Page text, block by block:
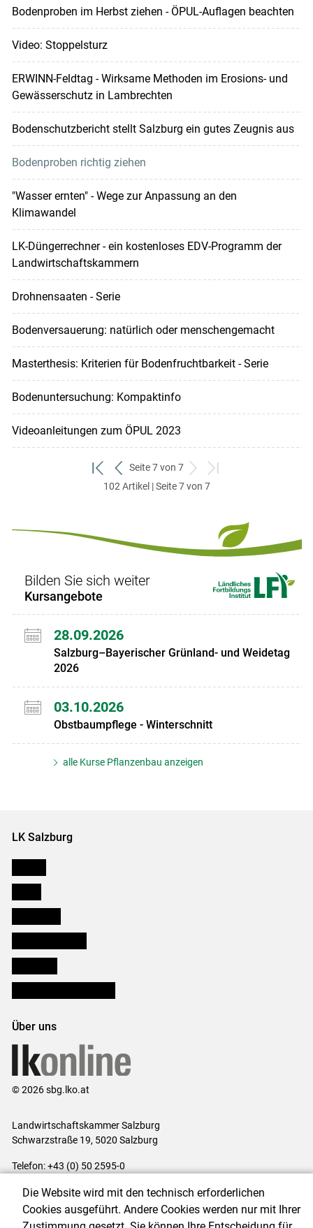
Bodenproben im Herbst ziehen - ÖPUL-Auflagen beachten
Video: Stoppelsturz
ERWINN-Feldtag - Wirksame Methoden im Erosions- und
Gewässerschutz in Lambrechten
Bodenschutzbericht stellt Salzburg ein gutes Zeugnis aus
Bodenproben richtig ziehen
"Wasser ernten" - Wege zur Anpassung an den
Klimawandel
LK-Düngerrechner - ein kostenloses EDV-Programm der
Landwirtschaftskammern
Drohnensaaten - Serie
Bodenversauerung: natürlich oder menschengemacht
Masterthesis: Kriterien für Bodenfruchtbarkeit - Serie
Bodenuntersuchung: Kompaktinfo
Videoanleitungen zum ÖPUL 2023
zum
ersten
zurück
zum
Seite 7 von 7
weiter
zum
zum
102 Artikel | Seite 7 von 7
Bilden Sie sich weiter
Kursangebote
28.09.2026
Salzburg–Bayerischer Grünland- und Weidetag
2026
03.10.2026
Obstbaumpflege - Winterschnitt
alle Kurse Pflanzenbau anzeigen
LK Salzburg
Über uns
© 2026 sbg.lko.at
Landwirtschaftskammer Salzburg
Schwarzstraße 19, 5020 Salzburg
Telefon: +43 (0) 50 2595-0
Impressum|Kontakt|Datenschutzerklärung|Barrierefreiheit|
Cookie-Einstellungen
Die Website wird mit den technisch erforderlichen
Cookies ausgeführt. Andere Cookies werden nur mit Ihrer